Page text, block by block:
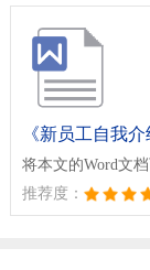
《新员工自我介
将本文的Word文
推荐度：